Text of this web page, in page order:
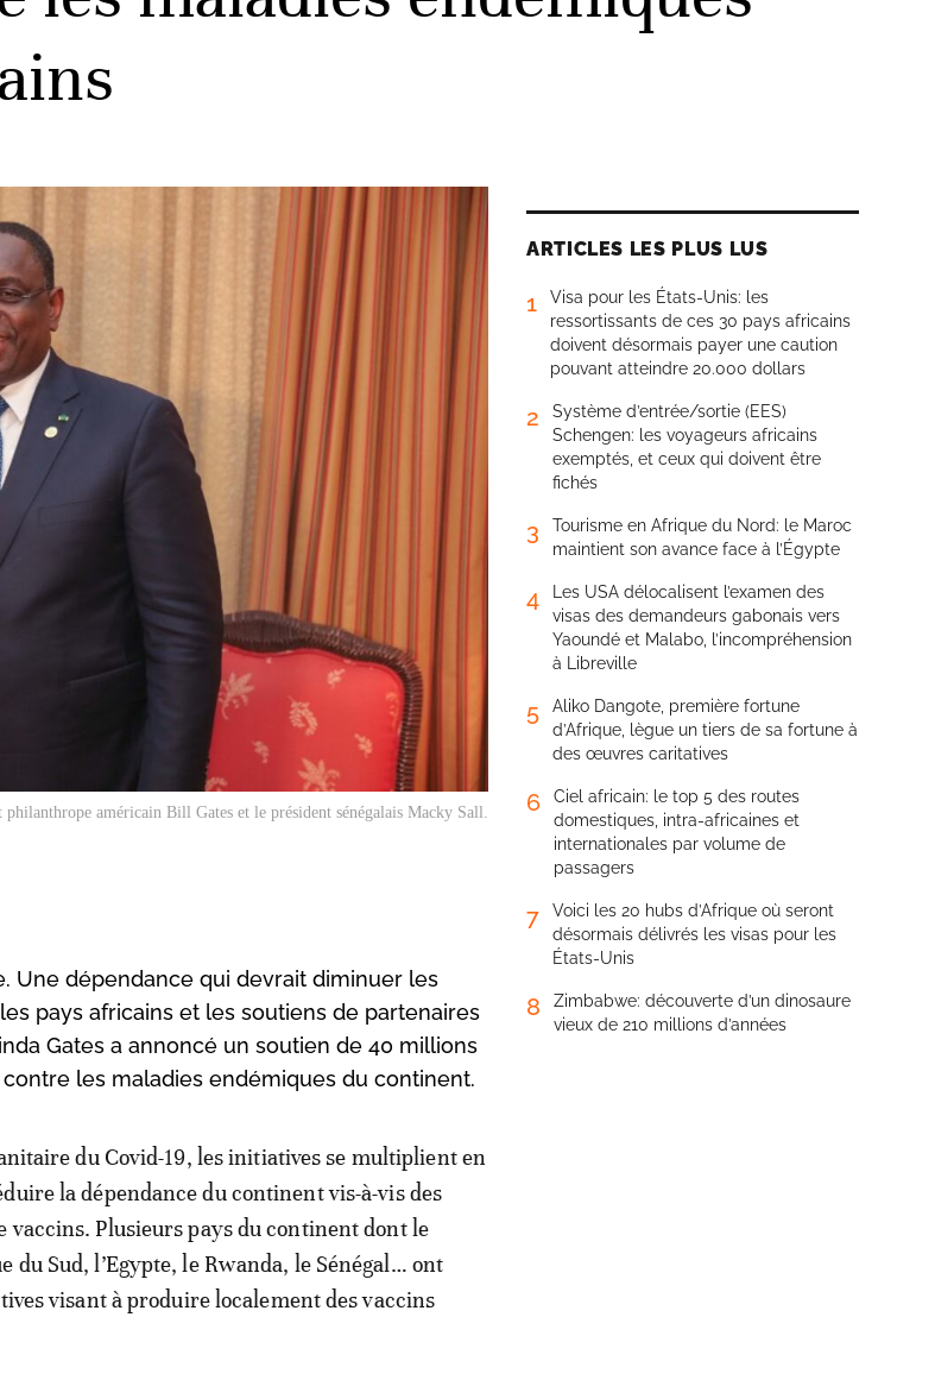
américain Bill Gates et le président sénégalais Macky Sall.
Une dépendance qui devrait diminuer les
pays africains et les soutiens de partenaires
Gates a annoncé un soutien de 40 millions
les maladies endémiques du continent.
du Covid-19, les initiatives se multiplient en
la dépendance du continent vis-à-vis des
vaccins. Plusieurs pays du continent dont le
du Sud, l’Egypte, le Rwanda, le Sénégal… ont
visant à produire localement des vaccins
ARTICLES LES PLUS LUS
1
Visa pour les États-Unis: les
ressortissants de ces 30 pays africains
doivent désormais payer une caution
pouvant atteindre 20.000 dollars
2
Système d’entrée/sortie (EES)
Schengen: les voyageurs africains
exemptés, et ceux qui doivent être
fichés
3
Tourisme en Afrique du Nord: le Maroc
maintient son avance face à l’Égypte
4
Les USA délocalisent l’examen des
visas des demandeurs gabonais vers
Yaoundé et Malabo, l’incompréhension
à Libreville
5
Aliko Dangote, première fortune
d’Afrique, lègue un tiers de sa fortune à
des œuvres caritatives
6
Ciel africain: le top 5 des routes
domestiques, intra-africaines et
internationales par volume de
passagers
7
Voici les 20 hubs d’Afrique où seront
désormais délivrés les visas pour les
États-Unis
8
Zimbabwe: découverte d’un dinosaure
vieux de 210 millions d’années